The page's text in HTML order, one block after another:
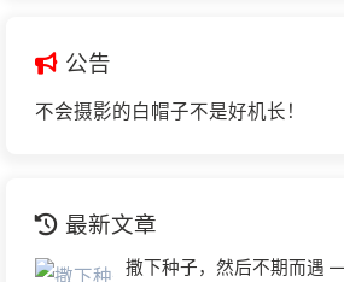
公告
不会摄影的白帽子不是好机长！
最新文章
撒下种子，然后不期而遇